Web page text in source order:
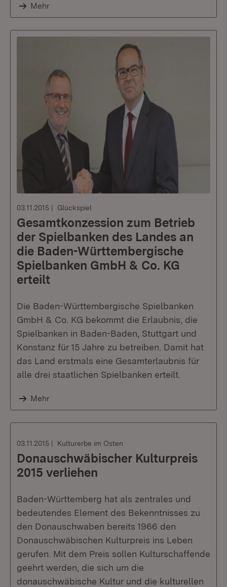
Mehr
03.11.2015 Glückspiel
Gesamtkonzession zum Betrieb
der Spielbanken des Landes an
die Baden-Württembergische
Spielbanken GmbH & Co. KG
erteilt
Die Baden-Württembergische Spielbanken
GmbH & Co. KG bekommt die Erlaubnis, die
Spielbanken in Baden-Baden, Stuttgart und
Konstanz für 15 Jahre zu betreiben. Damit hat
das Land erstmals eine Gesamterlaubnis für
alle drei staatlichen Spielbanken erteilt.
Mehr
03.11.2015 Kulturerbe im Osten
Donauschwäbischer Kulturpreis
2015 verliehen
Baden-Württemberg hat als zentrales und
bedeutendes Element des Bekenntnisses zu
den Donauschwaben bereits 1966 den
Donauschwäbischen Kulturpreis ins Leben
gerufen. Mit dem Preis sollen Kulturschaffende
geehrt werden, die sich um die
donauschwäbische Kultur und die kulturellen